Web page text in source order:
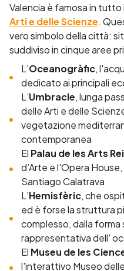
Valencia è famosa in tutto
Arti e delle Scienze.
vero simbolo della città:
suddiviso in cinque aree
L’Oceanogràfic,
dedicato ai principali
L’Umbracle, lunga
delle Arti e delle
vegetazione
contemporanea
El Palau de les Arts
d’Arte e l'Opera
Santiago Calatrava
L’Hemisfèric, che
ed è forse la struttura
complesso, dalla
rappresentativa dell'
El Museu de les
l'interattivo Museo